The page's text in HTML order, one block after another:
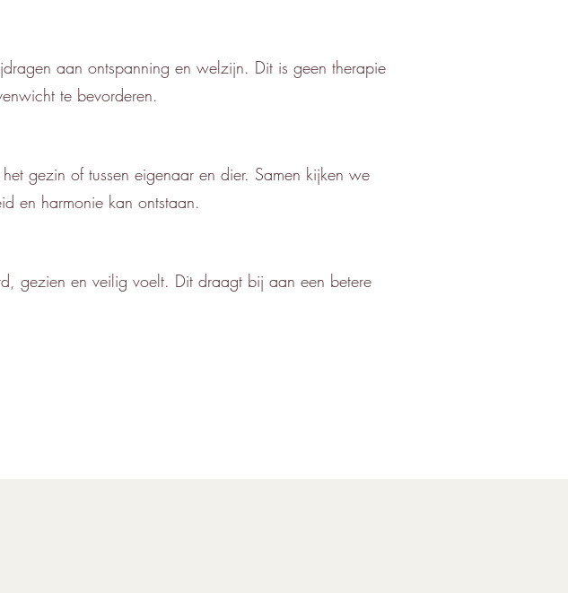
aan ontspanning en welzijn. Dit is geen therapie
te bevorderen.
gezin of tussen eigenaar en dier. Samen kijken we
en harmonie kan ontstaan.
gezien en veilig voelt. Dit draagt bij aan een betere